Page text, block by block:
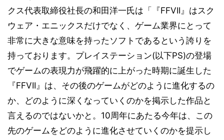
クス代表取締役社長の和田洋一氏は「『FFVII』はスク
ウェア・エニックスだけでなく、ゲーム業界にとって
非常に大きな意味を持ったソフトであるという誇りを
持っております。プレイステーション(以下PS)の登場
でゲームの表現力が飛躍的に上がった時期に誕生した
『FFVII』は、その後のゲームがどのように進化するの
か、どのように深くなっていくのかを掲示した作品と
言えるのではないかと。10周年にあたる今年は、この
先のゲームをどのように進化させていくのかを提示し